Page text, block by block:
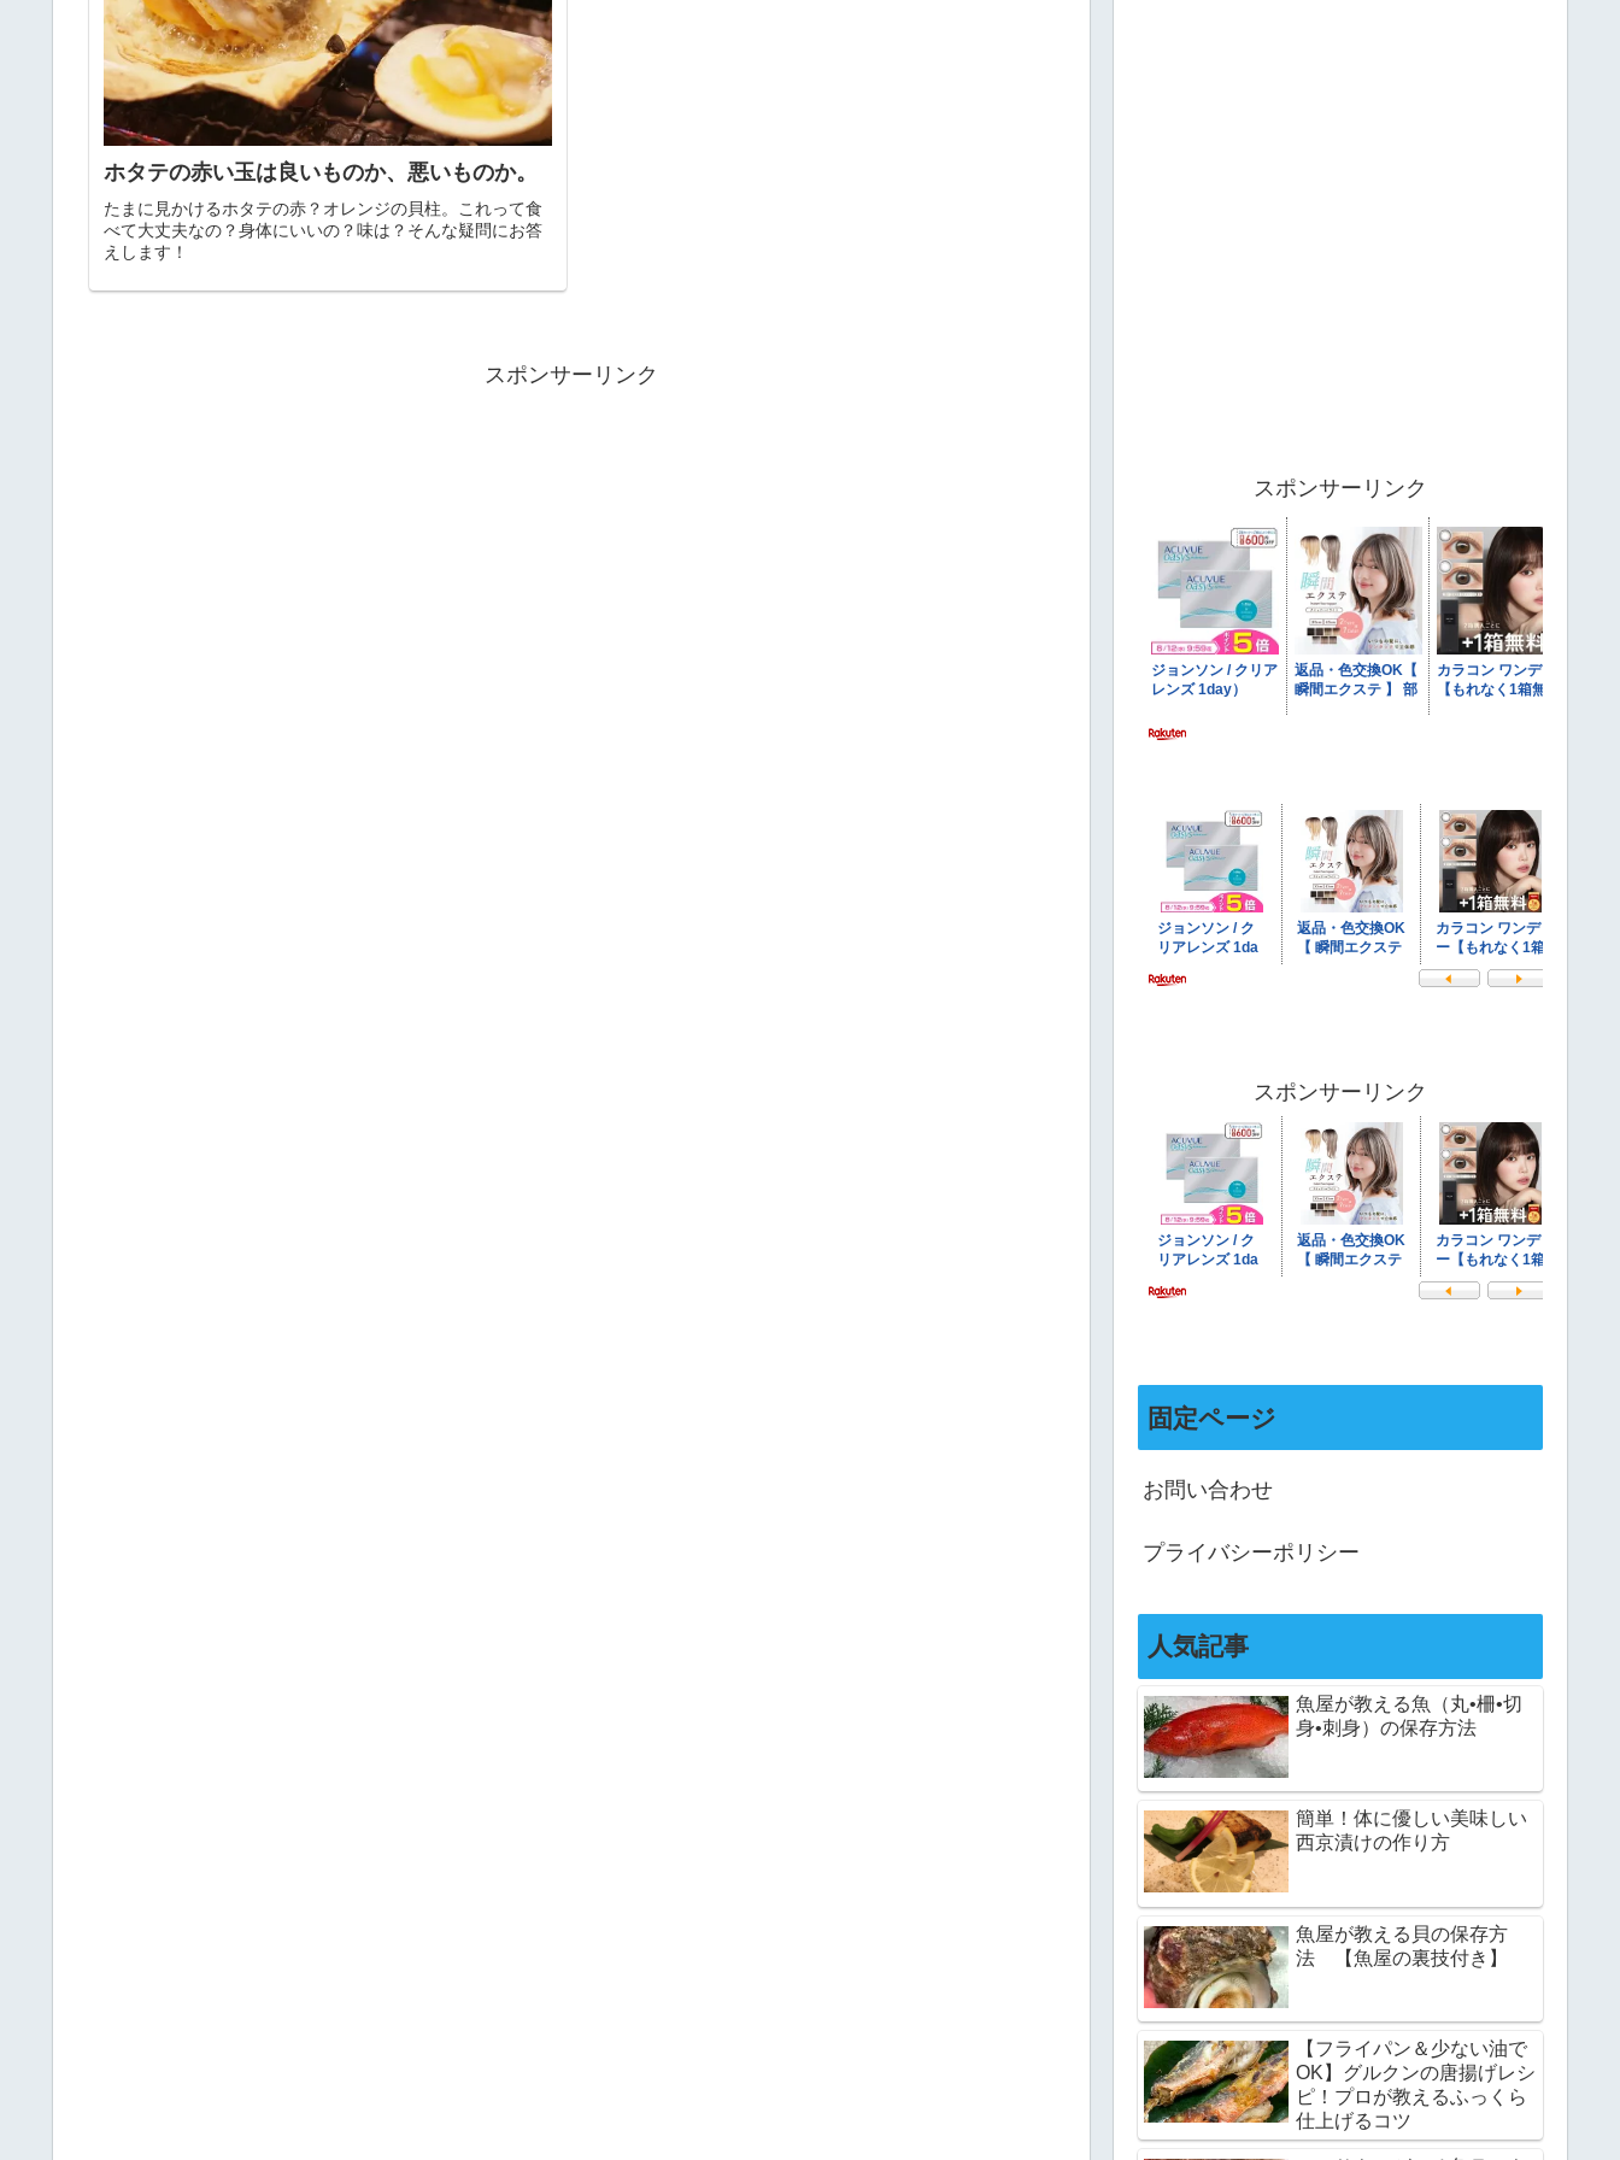
ホタテの赤い玉は良いものか、悪いものか。
たまに見かけるホタテの赤？オレンジの貝柱。これって食
べて大丈夫なの？身体にいいの？味は？そんな疑問にお答
えします！
スポンサーリンク
スポンサーリンク
スポンサーリンク
固定ページ
お問い合わせ
プライバシーポリシー
人気記事
魚屋が教える魚（丸•柵•切
身•刺身）の保存方法
簡単！体に優しい美味しい
西京漬けの作り方
魚屋が教える貝の保存方
法 【魚屋の裏技付き】
【フライパン＆少ない油で
OK】グルクンの唐揚げレシ
ピ！プロが教えるふっくら
仕上げるコツ